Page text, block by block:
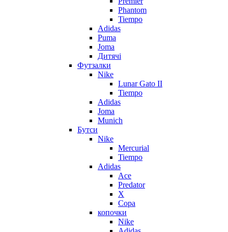
Phantom
Tiempo
Adidas
Puma
Joma
Дитячі
Футзалки
Nike
Lunar Gato II
Tiempo
Adidas
Joma
Munich
Бутси
Nike
Mercurial
Tiempo
Adidas
Ace
Predator
X
Copa
копочки
Nike